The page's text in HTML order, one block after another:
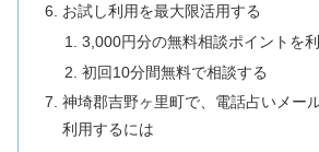
お試し利用を最大限活用する
3,000円分の無料相談ポイントを
初回10分間無料で相談する
神埼郡吉野ヶ里町で、電話占いメー
利用するには